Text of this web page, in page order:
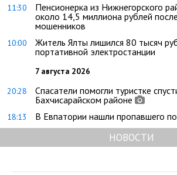
11:30
Пенсионерка из Нижнегорского
около 14,5 миллиона рублей
мошенников
10:00
Житель Ялты лишился 80 тысяч
портативной электростанции
7 августа 2026
20:28
Спасатели помогли туристке
Бахчисарайском районе
18:13 В Евпатории нашли пропавшего
НОВОСТИ